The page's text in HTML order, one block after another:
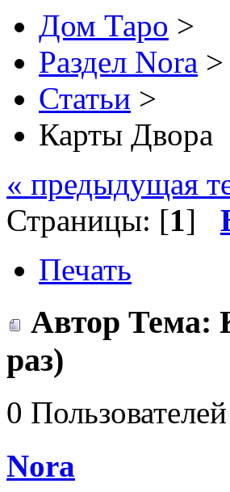
Дом Таро >
Раздел Nora >
Статьи >
Карты Двора
« предыдущая
Страницы: [1]
Печать
Автор Тема:
раз)
0
Nora